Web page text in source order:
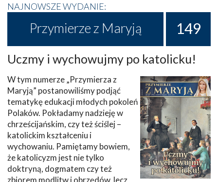
NAJNOWSZE WYDANIE:
Przymierze z Maryją 149
Uczmy i wychowujmy po katolicku!
W tym numerze „Przymierza z
Maryją” postanowiliśmy podjąć
tematykę edukacji młodych pokoleń
Polaków. Pokładamy nadzieję w
chrześcijańskim, czy też ściślej –
katolickim kształceniu i
wychowaniu. Pamiętamy bowiem,
że katolicyzm jest nie tylko
doktryną, dogmatem czy też
zbiorem modlitw i obrzędów, lecz